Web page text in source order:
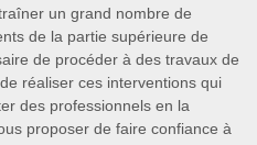
un grand nombre de
de la partie supérieure de
de procéder à des travaux de
réaliser ces interventions qui
des professionnels en la
proposer de faire confiance à